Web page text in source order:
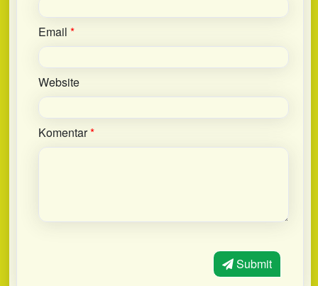
Email *
Website
Komentar*
Submit